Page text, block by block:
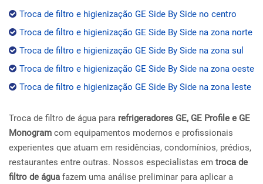
Troca de filtro e higienização GE Side By Side no centro
Troca de filtro e higienização GE Side By Side na zona norte
Troca de filtro e higienização GE Side By Side na zona sul
Troca de filtro e higienização GE Side By Side na zona oeste
Troca de filtro e higienização GE Side By Side na zona leste
Troca de filtro de água para refrigeradores GE, GE Profile e GE
Monogram com equipamentos modernos e profissionais
experientes que atuam em residências, condomínios, prédios,
restaurantes entre outras. Nossos especialistas em troca de
filtro de água fazem uma análise preliminar para aplicar a